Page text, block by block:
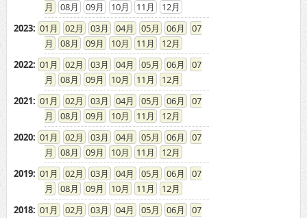
08
09 10 11
12
2023: 01 02 03 04 05 06
07
08
09 10 11
12
2022: 01 02 03 04 05 06
07
08
09 10 11
12
2021: 01 02 03 04 05 06
07
08
09 10 11
12
2020: 01 02 03 04 05 06
07
08
09 10 11
12
2019: 01 02 03 04 05 06
07
08
09 10 11
12
2018: 01 02 03 04 05 06
07